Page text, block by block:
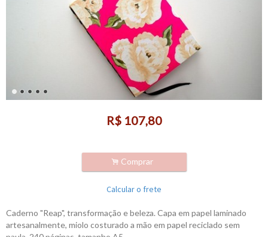
R$ 107,80
. Comprar
Calcular o frete
Caderno "Reap", transformação e beleza. Capa em papel laminado
artesanalmente, miolo costurado a mão em papel reciclado sem